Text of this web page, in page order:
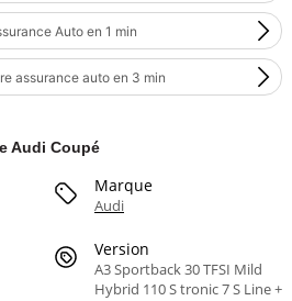
Auto en 1 min
assurance auto en 3 min
Audi Coupé
Marque
Audi
Version
A3 Sportback 30 TFSI Mild
Hybrid 110 S tronic 7 S Line +